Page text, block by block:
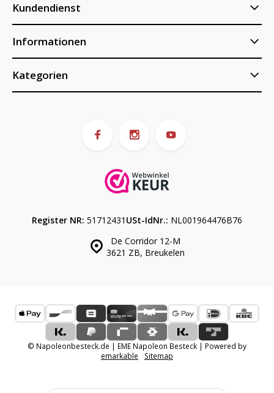
Kundendienst
Informationen
Kategorien
De Corridor 12-M
3621 ZB, Breukelen
Register NR: 51712431 USt-IdNr.: NL001964476B76
© Napoleonbesteck.de | EME Napoleon Besteck | Powered by
emarkable
Sitemap